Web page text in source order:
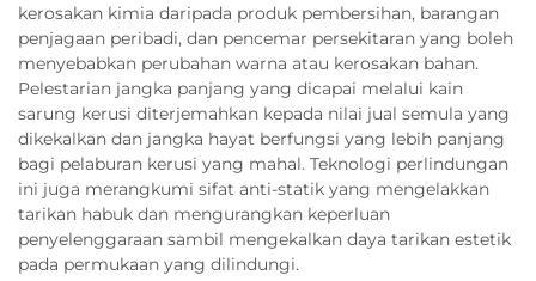
kerosakan kimia daripada produk pembersihan, barangan
penjagaan peribadi, dan pencemar persekitaran yang boleh
menyebabkan perubahan warna atau kerosakan bahan.
Pelestarian jangka panjang yang dicapai melalui kain
sarung kerusi diterjemahkan kepada nilai jual semula yang
dikekalkan dan jangka hayat berfungsi yang lebih panjang
bagi pelaburan kerusi yang mahal. Teknologi perlindungan
ini juga merangkumi sifat anti-statik yang mengelakkan
tarikan habuk dan mengurangkan keperluan
penyelenggaraan sambil mengekalkan daya tarikan estetik
pada permukaan yang dilindungi.